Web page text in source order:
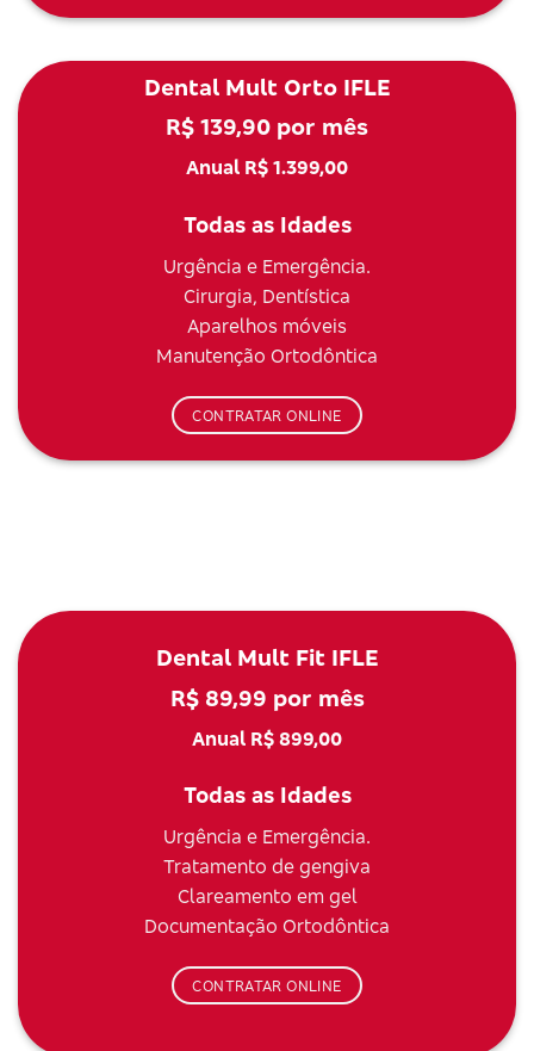
Dental Mult Orto IFLE
R$ 139,90 por mês
Anual R$ 1.399,00
Todas as Idades
Urgência e Emergência.
Cirurgia, Dentística
Aparelhos móveis
Manutenção Ortodôntica
CONTRATAR ONLINE
Dental Mult Fit IFLE
R$ 89,99 por mês
Anual R$ 899,00
Todas as Idades
Urgência e Emergência.
Tratamento de gengiva
Clareamento em gel
Documentação Ortodôntica
CONTRATAR ONLINE